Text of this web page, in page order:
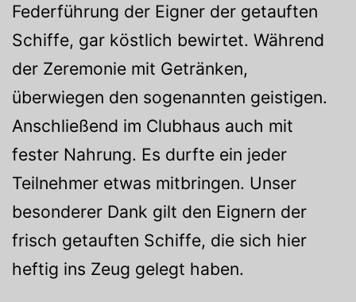
Federführung der Eigner der getauften
Schiffe, gar köstlich bewirtet. Während
der Zeremonie mit Getränken,
überwiegen den sogenannten geistigen.
Anschließend im Clubhaus auch mit
fester Nahrung. Es durfte ein jeder
Teilnehmer etwas mitbringen. Unser
besonderer Dank gilt den Eignern der
frisch getauften Schiffe, die sich hier
heftig ins Zeug gelegt haben.